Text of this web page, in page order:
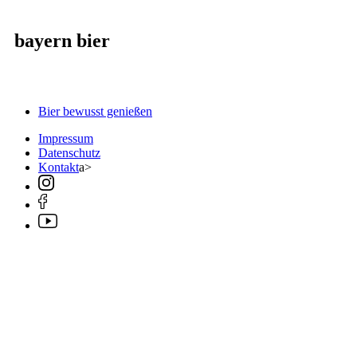
bayern bier
Bier bewusst genießen
Impressum
Datenschutz
Kontakta>